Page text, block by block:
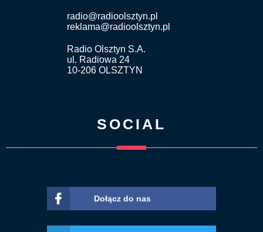
radio@radioolsztyn.pl
reklama@radioolsztyn.pl
Radio Olsztyn S.A.
ul. Radiowa 24
10-206 OLSZTYN
SOCIAL
Dołącz do nas